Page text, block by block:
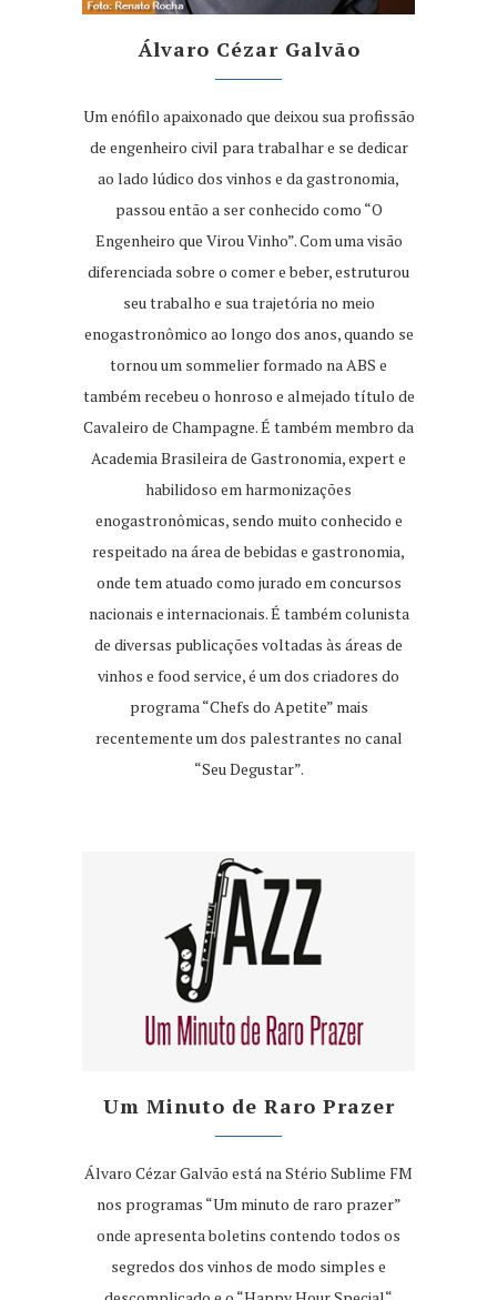
Álvaro Cézar Galvão
Um enófilo apaixonado que deixou sua profissão
de engenheiro civil para trabalhar e se dedicar
ao lado lúdico dos vinhos e da gastronomia,
passou então a ser conhecido como “O
Engenheiro que Virou Vinho”. Com uma visão
diferenciada sobre o comer e beber, estruturou
seu trabalho e sua trajetória no meio
enogastronômico ao longo dos anos, quando se
tornou um sommelier formado na ABS e
também recebeu o honroso e almejado título de
Cavaleiro de Champagne. É também membro da
Academia Brasileira de Gastronomia, expert e
habilidoso em harmonizações
enogastronômicas, sendo muito conhecido e
respeitado na área de bebidas e gastronomia,
onde tem atuado como jurado em concursos
nacionais e internacionais. É também colunista
de diversas publicações voltadas às áreas de
vinhos e food service, é um dos criadores do
programa “Chefs do Apetite” mais
recentemente um dos palestrantes no canal
“Seu Degustar”.
Um Minuto de Raro Prazer
Álvaro Cézar Galvão está na Stério Sublime FM
nos programas “Um minuto de raro prazer”
onde apresenta boletins contendo todos os
segredos dos vinhos de modo simples e